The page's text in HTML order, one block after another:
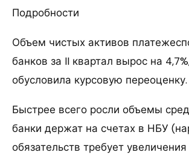
Подробности
Объем чистых активов
банков за II квартал вырос на
обусловила курсовую переоценку.
Быстрее всего росли объемы
банки держат на счетах в НБУ
обязательств требует